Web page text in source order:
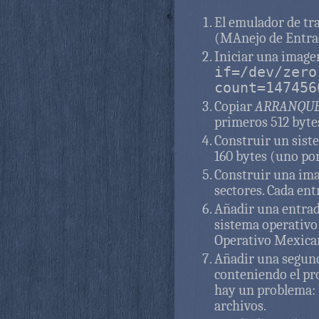
El emulador de
(MAnejo de
Iniciar una
if=/dev/zero
Copiar
primeros 512
Construir un
160 bytes (uno
Construir una
sectores. Cada
Añadir una
sistema
Operativo
Añadir una
conteniendo el
hay un problema:
archivos.